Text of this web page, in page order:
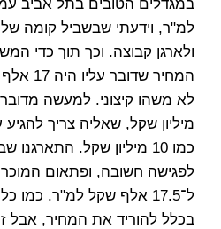
למ"ר, וידעתי שבשביל קומה
ולארגן קבוצה. וכך תוך כדי
המחיר
מיליון שקל, שאליה צריך
כמו 10 מיליון שקל.
לפגישה חשובה, ופתאום
ל־17.5 אלף שקל למ"ר.
בכלל להוריד את המחיר, אבל